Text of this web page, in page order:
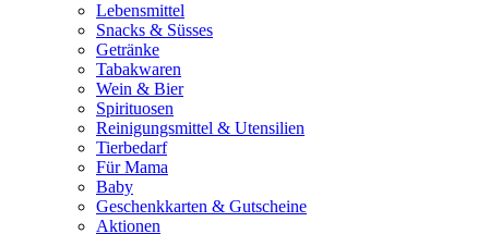
Lebensmittel
Snacks & Süsses
Getränke
Tabakwaren
Wein & Bier
Spirituosen
Reinigungsmittel & Utensilien
Tierbedarf
Für Mama
Baby
Geschenkkarten & Gutscheine
Aktionen